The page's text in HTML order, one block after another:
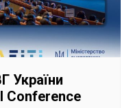
України
Conference